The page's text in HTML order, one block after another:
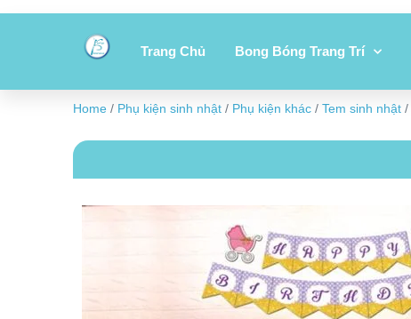
Trang Chủ Bong Bóng Trang Trí
Home / Phụ kiện sinh nhật / Phụ kiện khác / Tem sinh nhật /